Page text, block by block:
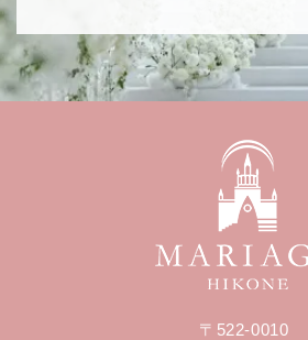
〒522-0010